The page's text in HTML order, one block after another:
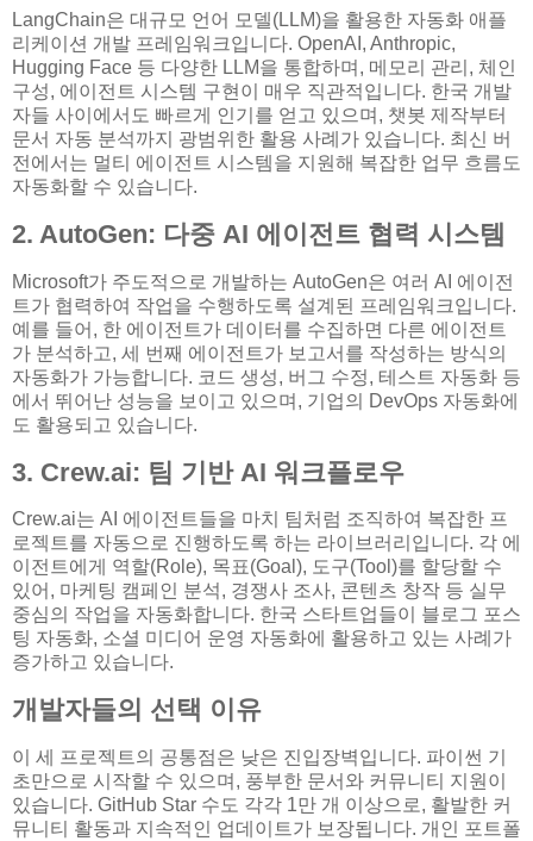
LangChain은 대규모 언어 모델(LLM)을 활용한 자동화 애플
리케이션 개발 프레임워크입니다. OpenAI, Anthropic,
Hugging Face 등 다양한 LLM을 통합하며, 메모리 관리, 체인
구성, 에이전트 시스템 구현이 매우 직관적입니다. 한국 개발
자들 사이에서도 빠르게 인기를 얻고 있으며, 챗봇 제작부터
문서 자동 분석까지 광범위한 활용 사례가 있습니다. 최신 버
전에서는 멀티 에이전트 시스템을 지원해 복잡한 업무 흐름도
자동화할 수 있습니다.
2. AutoGen: 다중 AI 에이전트 협력 시스템
Microsoft가 주도적으로 개발하는 AutoGen은 여러 AI 에이전
트가 협력하여 작업을 수행하도록 설계된 프레임워크입니다.
예를 들어, 한 에이전트가 데이터를 수집하면 다른 에이전트
가 분석하고, 세 번째 에이전트가 보고서를 작성하는 방식의
자동화가 가능합니다. 코드 생성, 버그 수정, 테스트 자동화 등
에서 뛰어난 성능을 보이고 있으며, 기업의 DevOps 자동화에
도 활용되고 있습니다.
3. Crew.ai: 팀 기반 AI 워크플로우
Crew.ai는 AI 에이전트들을 마치 팀처럼 조직하여 복잡한 프
로젝트를 자동으로 진행하도록 하는 라이브러리입니다. 각 에
이전트에게 역할(Role), 목표(Goal), 도구(Tool)를 할당할 수
있어, 마케팅 캠페인 분석, 경쟁사 조사, 콘텐츠 창작 등 실무
중심의 작업을 자동화합니다. 한국 스타트업들이 블로그 포스
팅 자동화, 소셜 미디어 운영 자동화에 활용하고 있는 사례가
증가하고 있습니다.
개발자들의 선택 이유
이 세 프로젝트의 공통점은 낮은 진입장벽입니다. 파이썬 기
초만으로 시작할 수 있으며, 풍부한 문서와 커뮤니티 지원이
있습니다. GitHub Star 수도 각각 1만 개 이상으로, 활발한 커
뮤니티 활동과 지속적인 업데이트가 보장됩니다. 개인 포트폴